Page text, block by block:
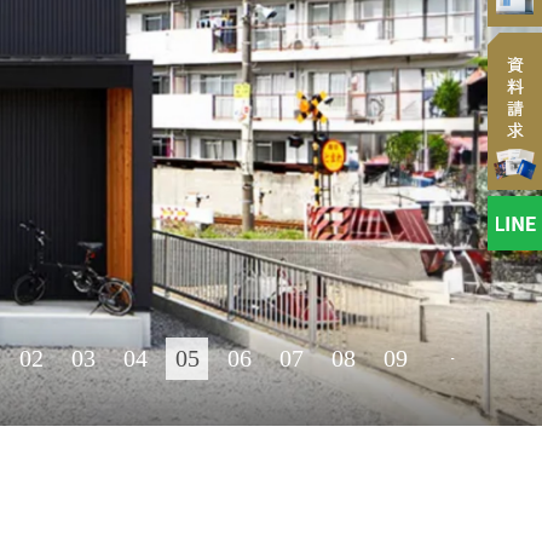
02 03 04 05 06 07 08 09